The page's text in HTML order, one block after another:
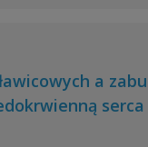
a
serca